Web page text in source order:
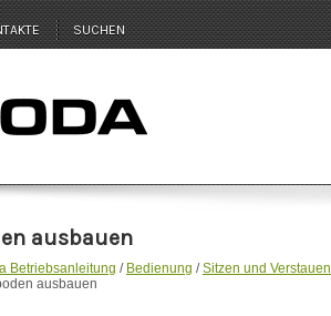
SUCHEN
ausbauen
Betriebsanleitung / Bedienung /Sitzen und Verstauen
ausbauen